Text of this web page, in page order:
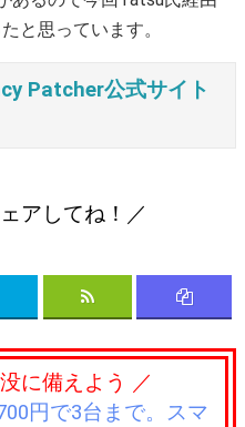
と思っています。
Patcher公式サイト
アしてね！／
に備えよう ／
円で3台まで。スマ